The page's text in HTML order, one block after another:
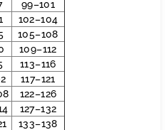
99–101
102–104
105–108
109–112
113–116
117–121
122–126
127–132
133–138